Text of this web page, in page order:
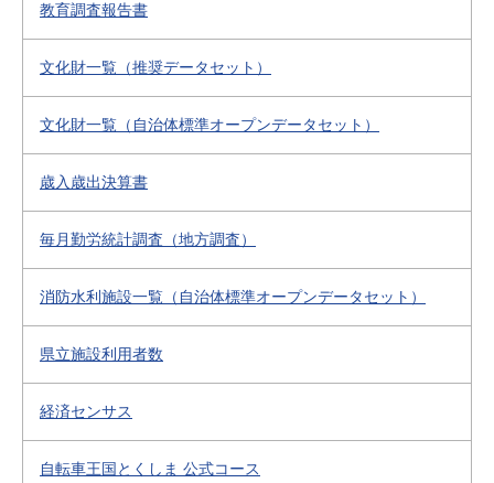
教育調査報告書
文化財一覧（推奨データセット）
文化財一覧（自治体標準オープンデータセット）
歳入歳出決算書
毎月勤労統計調査（地方調査）
消防水利施設一覧（自治体標準オープンデータセット）
県立施設利用者数
経済センサス
自転車王国とくしま 公式コース